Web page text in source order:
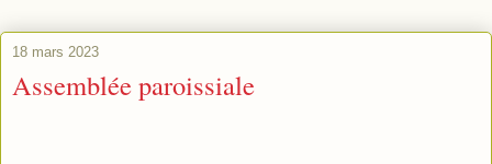
18 mars 2023
Assemblée paroissiale